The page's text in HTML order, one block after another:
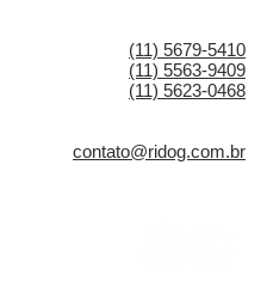
(11) 5679-5410
(11) 5563-9409
(11) 5623-0468
contato@ridog.com.br